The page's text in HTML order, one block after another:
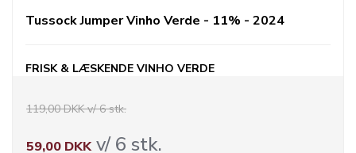
Tussock Jumper Vinho Verde - 11% - 2024
FRISK & LÆSKENDE VINHO VERDE
119,00 DKK v/ 6 stk.
59,00 DKKv/ 6 stk.